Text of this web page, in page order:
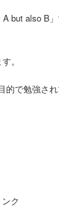
but also B
。
で勉強さ
ク